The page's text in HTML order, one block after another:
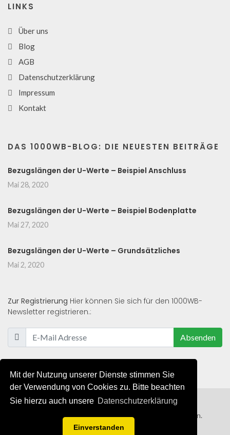
Mit der Nutzung unserer Dienste stimmen Sie
der Verwendung von Cookies zu. Bitte beachten
Sie hierzu auch unsere Datenschutzerklärung
Einverstanden
LINKS
Über uns
Blog
AGB
Datenschutzerklärung
Impressum
Kontakt
DAS 1000WB-BLOG: DIE NEUESTEN BEITRÄGE
Bezugslängen der U-Werte – Beispiel Anschluss
Mai 28, 2020
Bezugslängen der U-Werte – Beispiel Bodenplatte
Mai 27, 2020
Bezugslängen der U-Werte – Grundsätzliches
Mai 2, 2020
Zur Registrierung Hier können Sie sich für den 1000WB-
Newsletter registrieren.:
Absenden
© 2019 - 2021 - Alle Rechte von 1000WB vorbehalten.
AGB/Datenschutzerklärung